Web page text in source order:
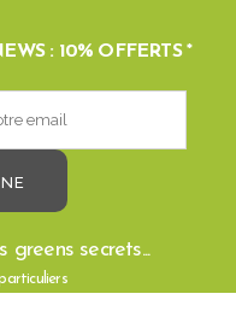
: 10% OFFERTS *
greens secrets...